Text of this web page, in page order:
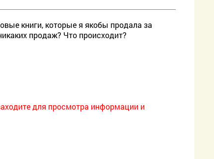
книги, которые я якобы продала за
продаж? Что происходит?
для просмотра информации и